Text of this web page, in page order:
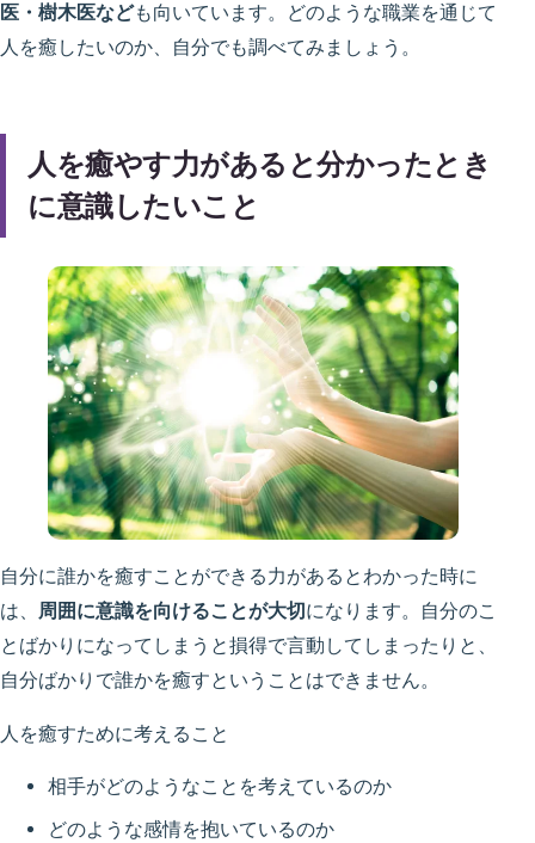
医・樹木医なども向いています。どのような職業を通じて
人を癒したいのか、自分でも調べてみましょう。
人を癒やす力があると分かったとき
に意識したいこと
自分に誰かを癒すことができる力があるとわかった時に
は、 周囲に意識を向けることが大切になります。自分のこ
とばかりになってしまうと損得で言動してしまったりと、
自分ばかりで誰かを癒すということはできません。
人を癒すために考えること
相手がどのようなことを考えているのか
どのような感情を抱いているのか